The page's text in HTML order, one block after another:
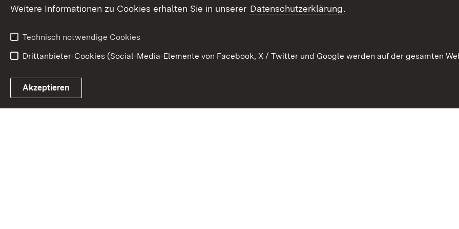
Karriere Bürgerengagement
Link zum Landesportal
Weitere Informationen zu Cookies erhalten Sie in unserer Datenschutzerklärung.
Technisch notwendige Cookies
Drittanbieter-Cookies (Social-Media-Elemente von Facebook, X / Twitter und Google werden auf der gesamten
Akzeptieren